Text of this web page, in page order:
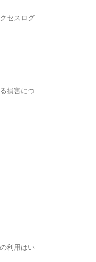
セスログ
損害につ
利用はい